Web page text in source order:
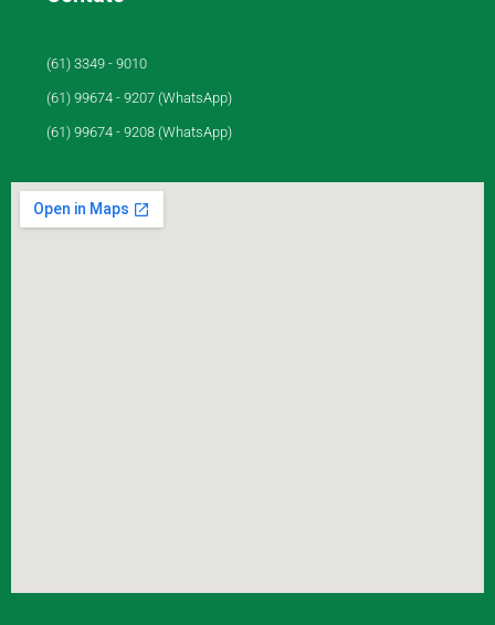
(61) 3349 - 9010
(61) 99674 - 9207 (WhatsApp)
(61) 99674 - 9208 (WhatsApp)